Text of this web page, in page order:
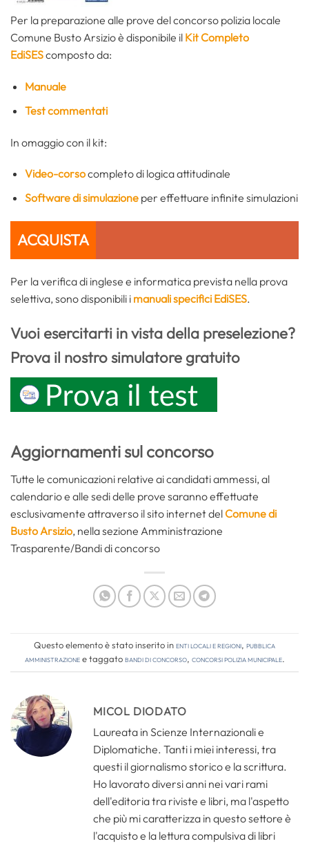
Per la preparazione alle prove del concorso polizia locale
Comune Busto Arsizio è disponibile il Kit Completo
EdiSEScomposto da:
Manuale
Test commentati
In omaggio con il kit:
Video-corsocompleto di logica attitudinale
Software di simulazioneper effettuare infinite simulazioni
ACQUISTA
Per la verifica di inglese e informatica prevista nella prova
selettiva, sono disponibili i manuali specifici EdiSES.
Vuoi esercitarti in vista della preselezione?
Prova il nostro simulatore gratuito
Aggiornamenti sul concorso
Tutte le comunicazioni relative ai candidati ammessi, al
calendario e alle sedi delle prove saranno effettuate
esclusivamente attraverso il sito internet delComune di
Busto Arsizio, nella sezione Amministrazione
Trasparente/Bandi di concorso
Questo elemento è stato inserito inEnti locali e regioni, Pubblica
amministrazionee taggatobandi di concorso, concorsi polizia municipale.
MICOL DIODATO
Laureata in Scienze Internazionali e
Diplomatiche. Tanti i miei interessi, tra
questi il giornalismo storico e la scrittura.
Ho lavorato diversi anni nei vari rami
dell'editoria tra riviste e libri, ma l'aspetto
che più mi caratterizza in questo settore è
l'acquisto e la lettura compulsiva di libri